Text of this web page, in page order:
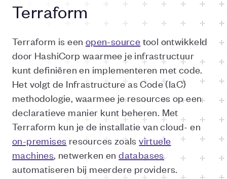
Terraform
Terraform is een open-sourcetool ontwikkeld
door HashiCorp waarmee je infrastructuur
kunt definiëren en implementeren met code.
Het volgt de Infrastructure as Code (IaC)
methodologie, waarmee je resources op een
declaratieve manier kunt beheren. Met
Terraform kun je de installatie van cloud- en
on-premises resources zoalsvirtuele
machines, netwerken endatabases
automatiseren bij meerdere providers.